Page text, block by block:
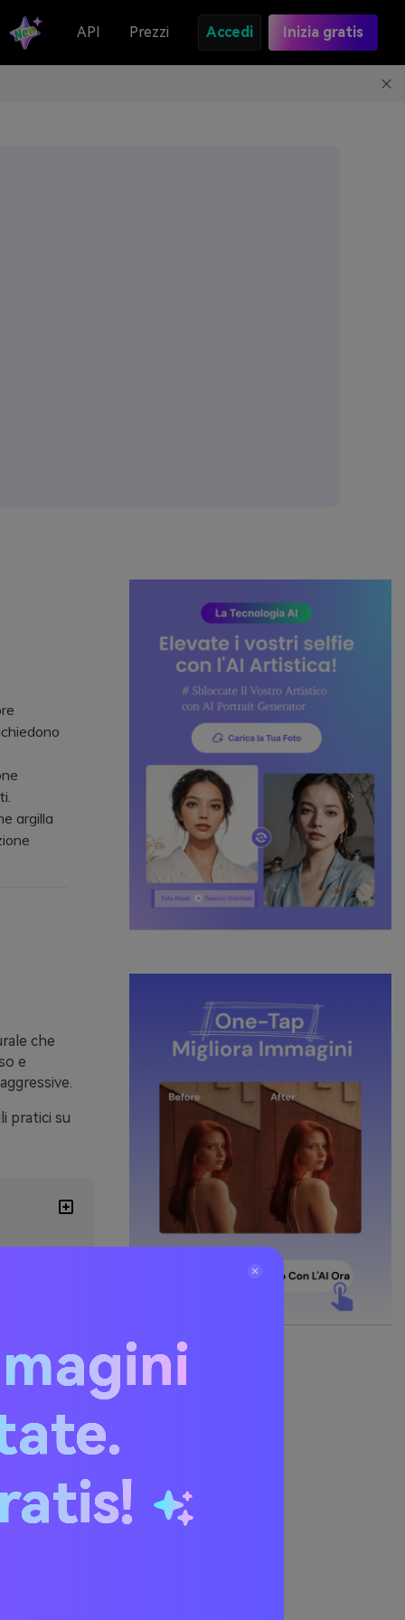
API Prezzi Accedi Inizia gratis
argilla
che
e
pratici su
terroso
rende le